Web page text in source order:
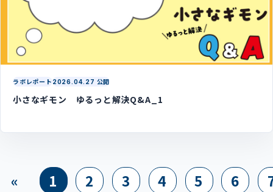
ラボレポート 2026.04.27 公開
小さなギモン ゆるっと解決Q&A_1
« 1 2 3 4 5 6